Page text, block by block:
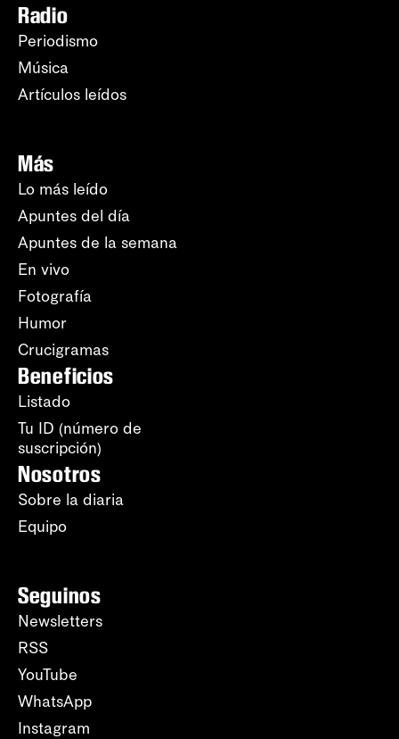
Radio
Periodismo
Música
Artículos leídos
Más
Lo más leído
Apuntes del día
Apuntes de la semana
En vivo
Fotografía
Humor
Crucigramas
Beneficios
Listado
Tu ID (número de
suscripción)
Nosotros
Sobre la diaria
Equipo
Seguinos
Newsletters
RSS
YouTube
WhatsApp
Instagram